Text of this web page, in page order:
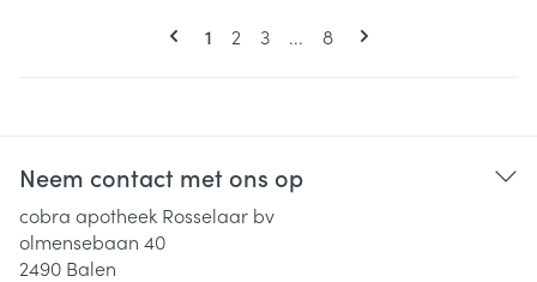
Pagina's
U lees momenteel pagina
1 Pagina
2 Pagina
3 ... Pagina
8
Neem contact met ons op
cobra apotheek Rosselaar bv
olmensebaan 40
2490 Balen